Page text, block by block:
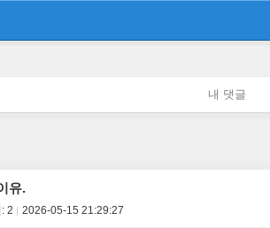
내 댓글
유.
2 2026-05-15 21:29:27